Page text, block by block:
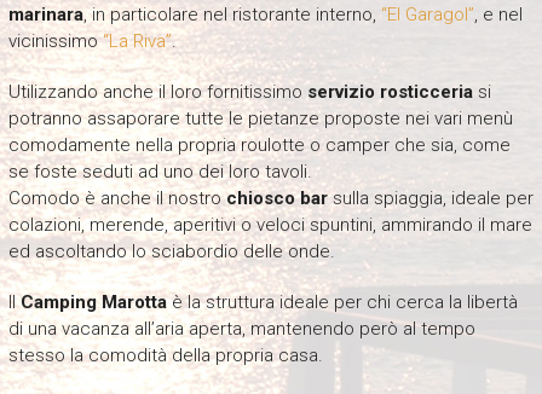
marinara, in particolare nel ristorante interno, “El Garagol”, e nel
vicinissimo“La Riva”.
Utilizzando anche il loro fornitissimo servizio rosticceriasi
potranno assaporare tutte le pietanze proposte nei vari menù
comodamente nella propria roulotte o camper che sia, come
se foste seduti ad uno dei loro tavoli.
Comodo è anche il nostrochiosco barsulla spiaggia, ideale per
colazioni, merende, aperitivi o veloci spuntini, ammirando il mare
ed ascoltando lo sciabordio delle onde.
IlCamping Marottaè la struttura ideale per chi cerca la libertà
di una vacanza all’aria aperta, mantenendo però al tempo
stesso la comodità della propria casa.